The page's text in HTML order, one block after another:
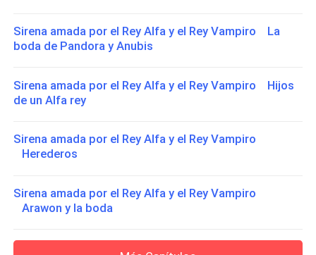
Sirena amada por el Rey Alfa y el Rey Vampiro La
boda de Pandora y Anubis
Sirena amada por el Rey Alfa y el Rey Vampiro Hijos
de un Alfa rey
Sirena amada por el Rey Alfa y el Rey Vampiro
Herederos
Sirena amada por el Rey Alfa y el Rey Vampiro
Arawon y la boda